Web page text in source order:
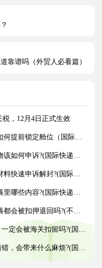
靠谱吗（外贸人必看篇）
，12月4日正式生效
位（国际海运干货知识分享）
诉?(国际快递干货知识分享)
解封?(国际快递干货知识分享)
容?(国际快递干货知识分享)
回吗?(不清楚的外贸人看过来)
扣留吗?(国际快递干货知识分享)
么麻烦?(国际快递干货知识分享)